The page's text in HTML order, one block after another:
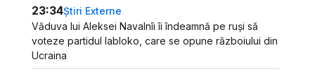
23:34Știri Externe
Văduva lui Aleksei Navalnîi îi îndeamnă pe ruși să
voteze partidul Iabloko, care se opune războiului din
Ucraina